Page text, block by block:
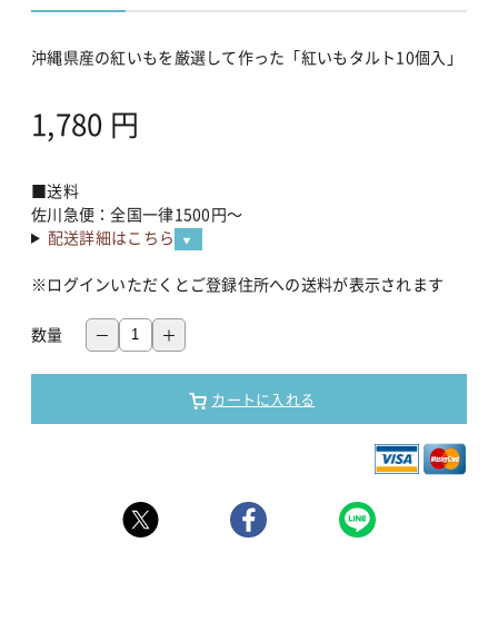
沖縄県産の紅いもを厳選して作った「紅いもタルト10個入」
1,780 円
■送料
佐川急便：全国一律1500円～
配送詳細はこちら
※ログインいただくとご登録住所への送料が表示されます
数量
カートに入れる